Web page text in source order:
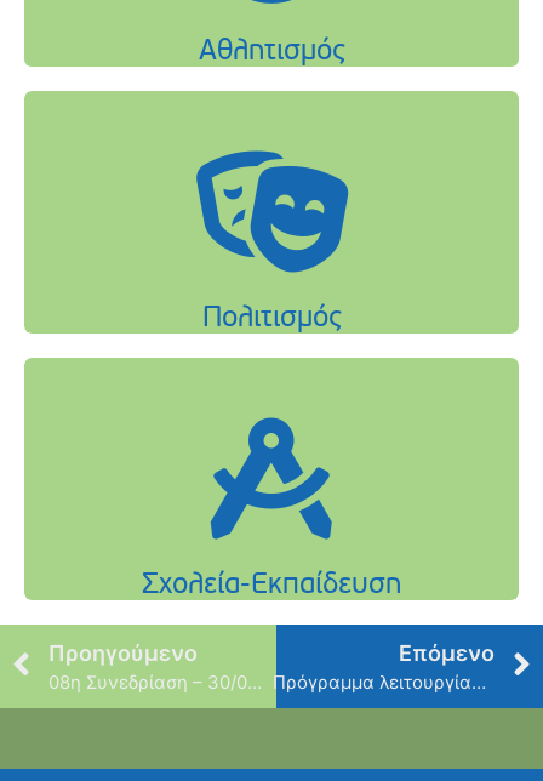
Προηγούμενο
08η Συνεδρίαση – 30/07/2021
Επόμενο
Πρόγραμμα λειτουργίας Αθλητικών Εγκαταστάσεων κατά τον μήνα Αύγουστο